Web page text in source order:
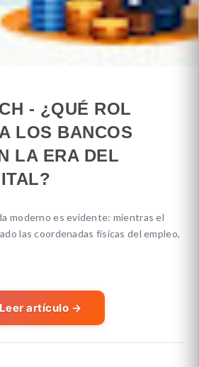
- ¿QUÉ ROL
LOS BANCOS
LA ERA DEL
moderno es evidente: mientras el
las coordenadas físicas del empleo,
Leer artículo →